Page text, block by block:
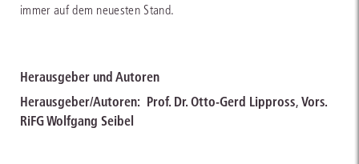
immer auf dem neuesten Stand.
Herausgeber und Autoren
Herausgeber/Autoren: Prof. Dr. Otto-Gerd Lippross, Vors.
RiFG Wolfgang Seibel